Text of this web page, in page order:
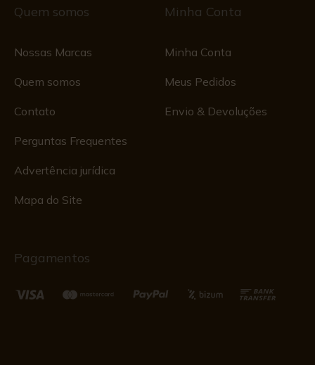
Quem somos
Nossas Marcas
Quem somos
Contato
Perguntas Frequentes
Advertência jurídica
Mapa do Site
Minha Conta
Minha Conta
Meus Pedidos
Envio & Devoluções
Pagamentos